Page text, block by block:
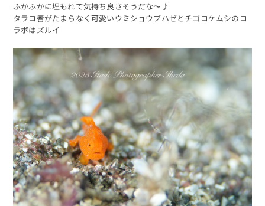
ふかふかに埋もれて気持ち良さそうだな〜♪
タラコ唇がたまらなく可愛いウミショウブハゼとチゴコケムシのコ
ラボはズルイ